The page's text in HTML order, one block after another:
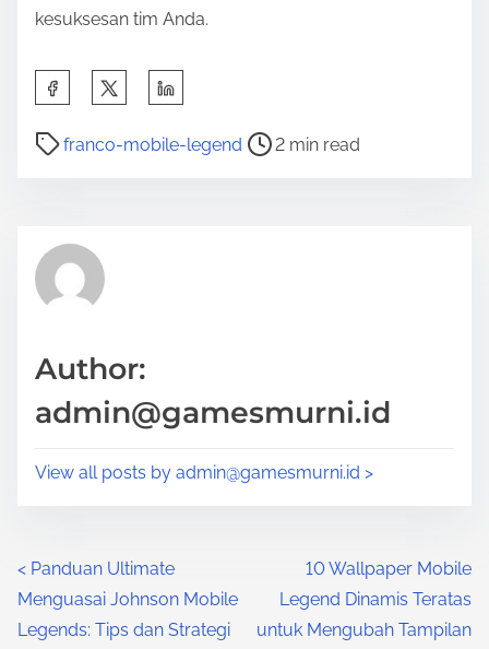
kesuksesan tim Anda.
a
h
p
s
o
franco-mobile-legend
P
r
e
t
i
e
2 min read
Author:
admin@gamesmurni.id
View all posts by admin@gamesmurni.id >
P
o
< Panduan Ultimate
Menguasai Johnson Mobile
Legends: Tips dan Strategi
10 Wallpaper Mobile
Legend Dinamis Teratas
untuk Mengubah Tampilan